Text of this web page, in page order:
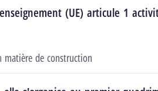
(UE) articule 1
matière de construction